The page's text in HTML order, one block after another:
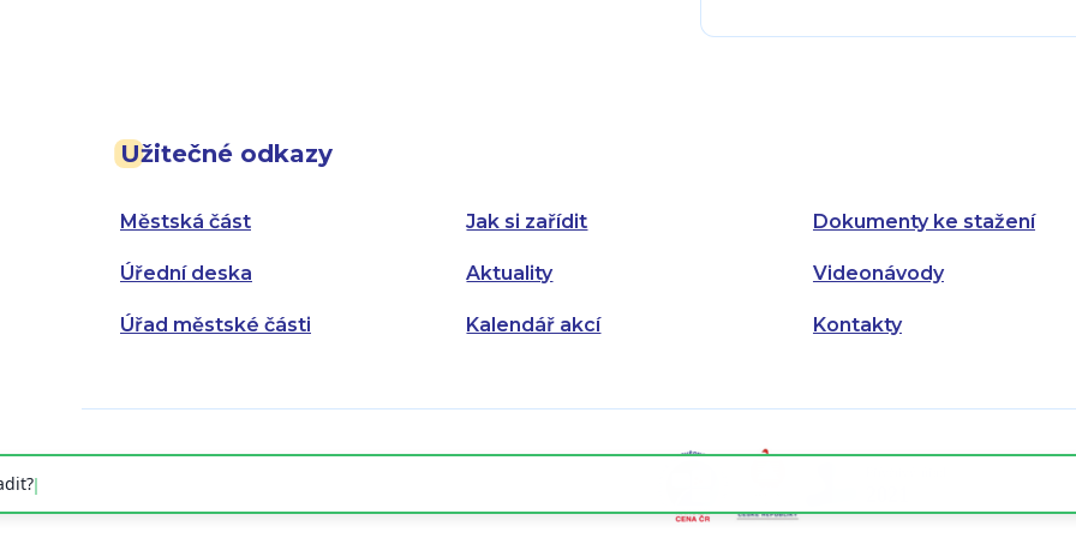
Užitečné odkazy
Městská část
Úřední deska
Úřad městské části
Jak si zařídit
Aktuality
Kalendář akcí
Dokumenty ke stažení
Videonávody
Kontakty
Pátek: